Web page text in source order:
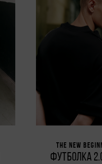
THE NEW
ФУТБОЛКА